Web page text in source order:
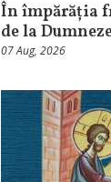
În împărăția
de la
07 Aug, 2026